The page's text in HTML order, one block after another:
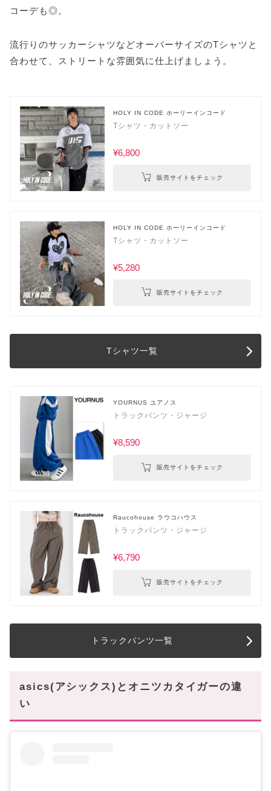
コーデも◎。
流行りのサッカーシャツなどオーバーサイズのTシャツと
合わせて、ストリートな雰囲気に仕上げましょう。
HOLY IN CODE ホーリーインコード
Tシャツ・カットソー
¥6,800
販売サイトをチェック
HOLY IN CODE ホーリーインコード
Tシャツ・カットソー
¥5,280
販売サイトをチェック
Tシャツ一覧
YOURNUS ユアノス
トラックパンツ・ジャージ
¥8,590
販売サイトをチェック
Raucohouse ラウコハウス
トラックパンツ・ジャージ
¥6,790
販売サイトをチェック
トラックパンツ一覧
asics(アシックス)とオニツカタイガーの違
い